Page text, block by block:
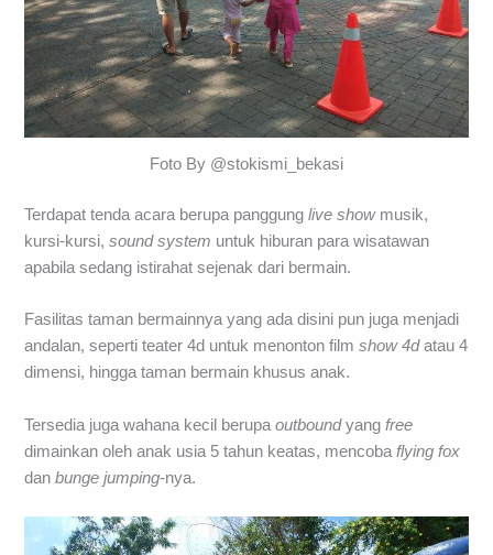
Foto By @stokismi_bekasi
Terdapat tenda acara berupa panggunglive showmusik,
kursi-kursi,sound system untuk hiburan para wisatawan
apabila sedang istirahat sejenak dari bermain.
Fasilitas taman bermainnya yang ada disini pun juga menjadi
andalan, seperti teater 4d untuk menonton filmshow 4datau 4
dimensi, hingga taman bermain khusus anak.
Tersedia juga wahana kecil berupaoutboundyangfree
dimainkan oleh anak usia 5 tahun keatas, mencobaflying fox
dan bunge jumping-nya.